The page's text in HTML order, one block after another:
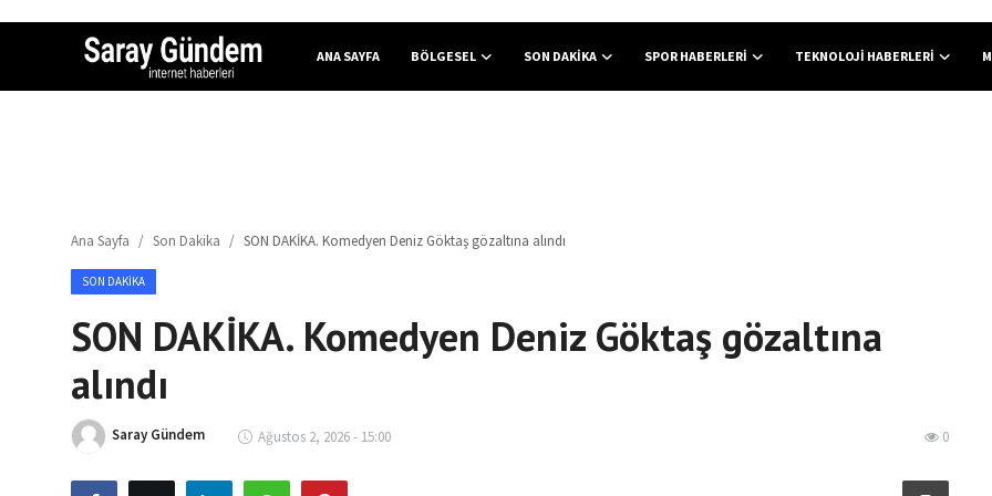
ANA SAYFA BÖLGESEL SON DAKIKA SPOR HABERLERI TEKNOLOJI HABERLERI
Son Dakika
Magazin Haberleri
Ana Sayfa Son Dakika SON DAKİKA. Komedyen Deniz Göktaş gözaltına alındı
SON DAKIKA
SON DAKİKA. Komedyen Deniz Göktaş gözaltına
alındı
Saray Gündem Ağustos 2, 2026 - 15:00 0